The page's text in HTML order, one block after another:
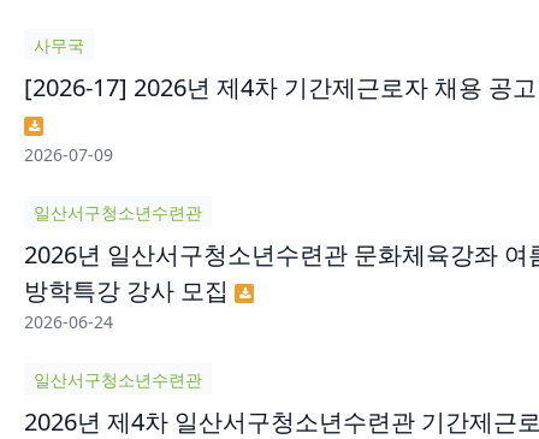
사무국
[2026-17] 2026년 제4차 기간제근로자 채용 공고
2026-07-09
일산서구청소년수련관
2026년 일산서구청소년수련관 문화체육강좌 여
방학특강 강사 모집
2026-06-24
일산서구청소년수련관
2026년 제4차 일산서구청소년수련관 기간제근